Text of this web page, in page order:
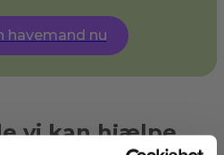
havemand nu
vi kan hjælpe